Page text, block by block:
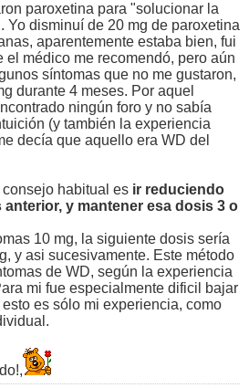
paroxetina para "solucionar la
Yo disminuí de 20 mg de paroxetina
aparentemente estaba bien, fui
el médico me recomendó, pero aún
síntomas que no me gustaron,
durante 4 meses. Por aquel
ningún foro y no sabía
(y también la experiencia
decía que aquello era WD del
habitual es ir reduciendo
y mantener esa dosis 3 o
10 mg, la siguiente dosis sería
y asi sucesivamente. Este método
de WD, según la experiencia
mi fue especialmente dificil bajar
es sólo mi experiencia, como